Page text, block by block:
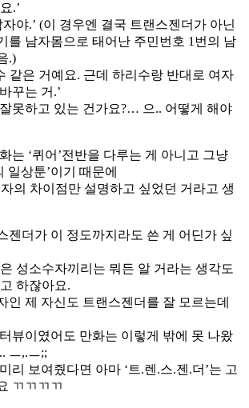
.’
자야.’ (이 경우엔 결국 트랜스젠더가 아닌
를 남자몸으로 태어난 주민번호 1번의 남
.)
같은 거예요. 근데 하리수랑 반대로 여자
꾸는 거.’
못하고 있는 건가요?… 으.. 어떻게 해야
는 ‘퀴어’전반을 다루는 게 아니고 그냥
일상툰’이기 때문에
의 차이점만 설명하고 싶었던 거라고 생
젠더가 이 정도까지라도 쓴 게 어딘가 싶
성소수자끼리는 뭐든 알 거라는 생각도
하잖아요.
인 제 자신도 트랜스젠더를 잘 모르는데
뷰이였어도 만화는 이렇게 밖에 못 나왔
ㅡ,.ㅡ;;
리 보여줬다면 아마 ‘트.렌.스.젠.더’는 고
ㄲㄲㄲㄲ